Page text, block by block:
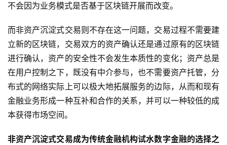
不会因为业务模式是否基于区块链开展而改变。
而非资产沉淀式交易则不存在这一问题，交易过程不需要建
立新的区块链，交易双方的资产确认还是通过原有的区块链
进行确认，资产的安全性不会发生本质性的变化；资产总是
在用户控制之下，既没有中介参与，也不需要资产托管，分
布式的网络实际上可以极大地拓展服务的边际，从而和现有
金融业务形成一种互补和合作的关系，并可以一种较低的成
本获得市场空间。
非资产沉淀式交易成为传统金融机构试水数字金融的选择之